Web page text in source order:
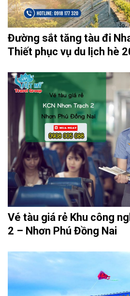
Đường sắt tăng tàu đi
Thiết phục vụ du lịch hè
Vé tàu giá rẻ Khu công
2 – Nhơn Phú Đồng Nai